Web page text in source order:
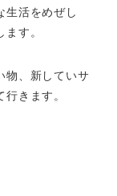
生活をめぜし
す。
、 新していサ
きます。